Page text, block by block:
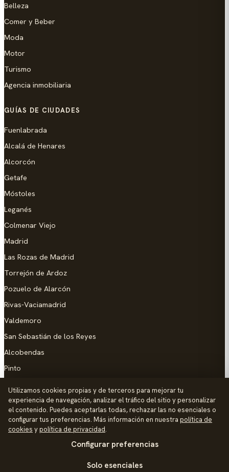
Belleza
Comer y Beber
Moda
Motor
Turismo
Agencia inmobiliaria
GUÍAS DE CIUDADES
Fuenlabrada
Alcalá de Henares
Alcorcón
Getafe
Móstoles
Leganés
Colmenar Viejo
Madrid
Las Rozas de Madrid
Torrejón de Ardoz
Pozuelo de Alarcón
Rivas-Vaciamadrid
Valdemoro
San Sebastián de los Reyes
Alcobendas
Pinto
AYUDA
Añadir empresa
Utilizamos cookies propias y de terceros para mejorar tu
experiencia de navegación, analizar el tráfico del sitio y personalizar
el contenido. Puedes aceptarlas todas, rechazar las no esenciales o
configurar tus preferencias. Más información en nuestra política de
cookies ypolítica de privacidad.
Configurar preferencias
Solo esenciales